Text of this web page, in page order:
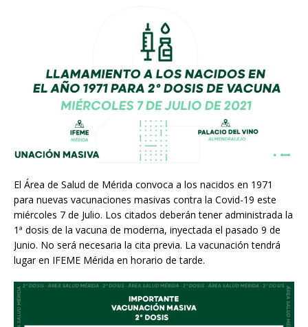
El Área de Salud de Mérida convoca a los nacidos en 1971
para nuevas vacunaciones masivas contra la Covid-19 este
miércoles 7 de Julio. Los citados deberán tener administrada la
1ª dosis de la vacuna de moderna, inyectada el pasado 9 de
Junio. No será necesaria la cita previa. La vacunación tendrá
lugar en IFEME Mérida en horario de tarde.